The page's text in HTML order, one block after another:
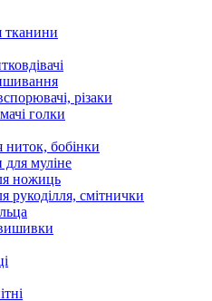
тканини
різаки
голки
бобінки
для муліне
ножиць
рукоділля, смітнички